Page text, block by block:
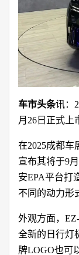
车市头条讯：
月26日正式上
在2025成都车
宣布其将于9
安EPA平台打
不同的动力形
外观方面，
全新的日行灯
牌LOGO也可